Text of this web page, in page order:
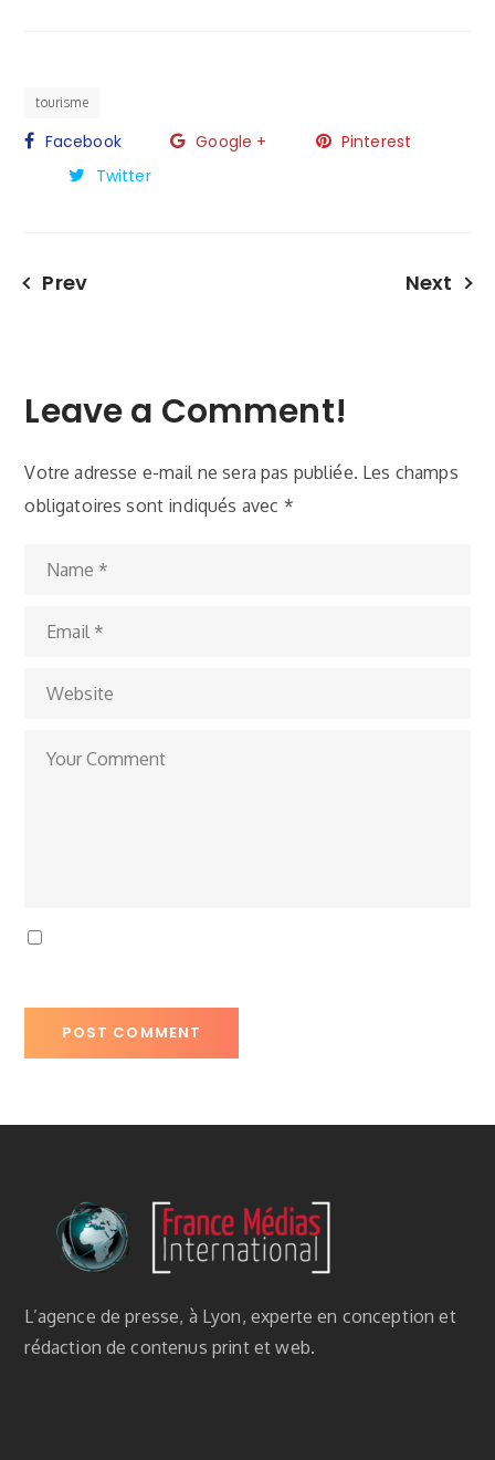
tourisme
Facebook Google +
Pinterest
Twitter
Prev Next
Leave a Comment!
Votre adresse e-mail ne sera pas publiée. Les champs
obligatoires sont indiqués avec *
L’agence de presse, à Lyon, experte en conception et
rédaction de contenus print et web.